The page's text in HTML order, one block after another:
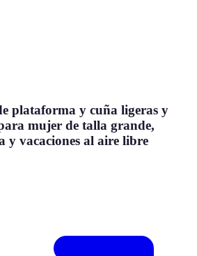
plataforma y cuña ligeras y
mujer de talla grande,
y vacaciones al aire libre